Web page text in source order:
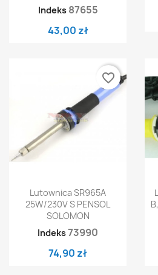
Indeks 87655
43,00 zł
Lutownica SR965A
25W/230V S PENSOL
SOLOMON
Indeks73990
74,90 zł
favorite_border